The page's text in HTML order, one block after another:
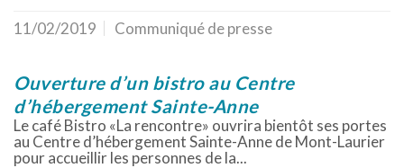
11/02/2019 Communiqué de presse
Ouverture d’un bistro au Centre
d’hébergement Sainte-Anne
Le café Bistro «La rencontre» ouvrira bientôt ses portes
au Centre d’hébergement Sainte-Anne de Mont-Laurier
pour accueillir les personnes de la...